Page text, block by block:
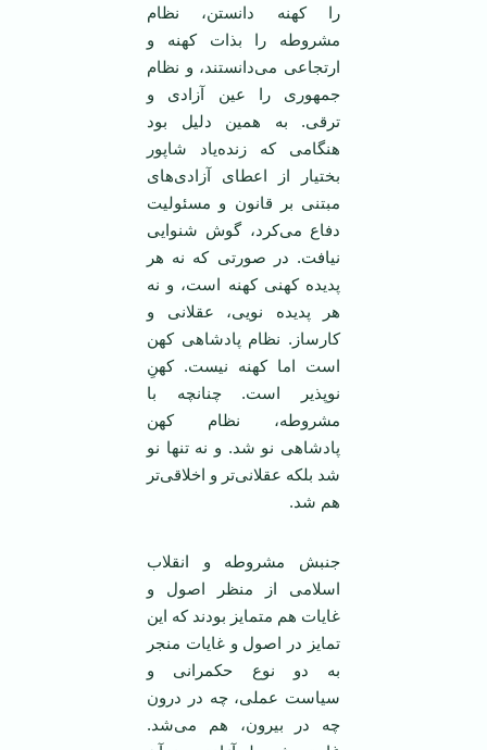
را کهنه دانستن، نظام
مشروطه را بذات کهنه و
ارتجاعی می‌دانستند، و نظام
جمهوری را عین آزادی و
ترقی. به همین دلیل بود
هنگامی که زنده‌یاد شاپور
بختیار از اعطای آزادی‌‌های
مبتنی بر قانون و مسئولیت
دفاع می‌کرد، گوش شنوایی
نیافت. در صورتی که نه هر
پدیده کهنی کهنه است، و نه
هر پدیده نویی، عقلانی و
کارساز. نظام پادشاهی کهن
است اما کهنه نیست. کهنِ
نوپذیر است. چنانچه با
مشروطه، نظام کهن
پادشاهی نو شد. و نه تنها نو
شد بلکه عقلانی‌تر و اخلاقی‌تر
هم شد.
جنبش مشروطه و انقلاب
اسلامی از منظر اصول و
غایات هم متمایز بودند که این
تمایز در اصول و غایات منجر
به دو نوع حکمرانی و
سیاست عملی، چه در درون
چه در بیرون، هم می‌شد.